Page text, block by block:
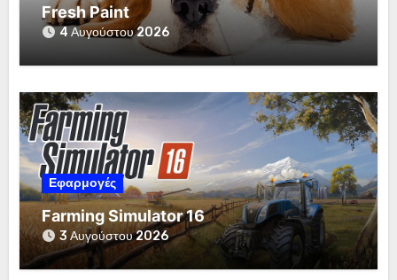
Fresh Paint
4 Αυγούστου 2026
Εφαρμογές
Farming Simulator 16
3 Αυγούστου 2026